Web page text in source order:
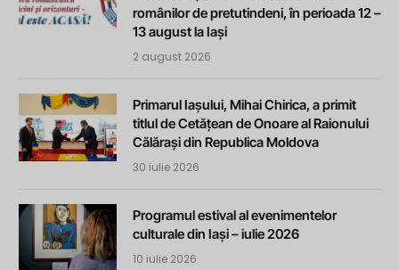
românilor de pretutindeni, în perioada 12 –
13 august la Iași
2 august 2026
Primarul Iașului, Mihai Chirica, a primit
titlul de Cetățean de Onoare al Raionului
Călărași din Republica Moldova
30 iulie 2026
Programul estival al evenimentelor
culturale din Iași – iulie 2026
10 iulie 2026